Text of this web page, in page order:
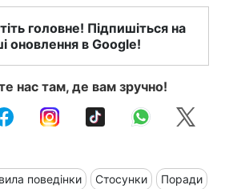
головне! Підпишіться на
оновлення в Google!
нас там, де вам зручно!
поведінки Стосунки Поради